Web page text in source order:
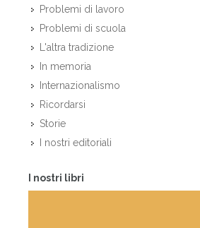
Problemi di lavoro
Problemi di scuola
L'altra tradizione
In memoria
Internazionalismo
Ricordarsi
Storie
I nostri editoriali
I nostri libri